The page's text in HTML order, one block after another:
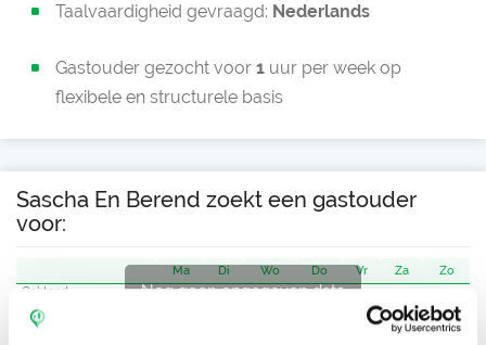
Taalvaardigheid gevraagd: Nederlands
Gastouder gezocht voor 1 uur per week op
flexibele en structurele basis
Sascha En Berend zoekt een gastouder
voor:
Nog geen opgegeven data
Ma Di Wo Do Vr Za
Zo
Ochtend
Namiddag
Avond